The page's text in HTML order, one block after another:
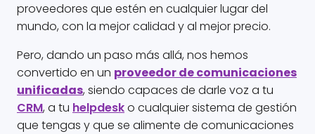
proveedores que estén en cualquier lugar del
mundo, con la mejor calidad y al mejor precio.
Pero, dando un paso más allá, nos hemos
convertido en un proveedor de comunicaciones
unificadas, siendo capaces de darle voz a tu
CRM, a tu helpdesko cualquier sistema de gestión
que tengas y que se alimente de comunicaciones